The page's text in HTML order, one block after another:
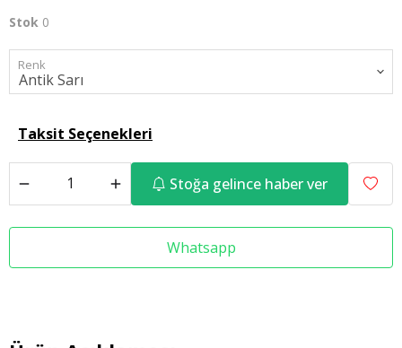
Stok 0
Renk
Taksit Seçenekleri
Stoğa gelince haber ver
Whatsapp